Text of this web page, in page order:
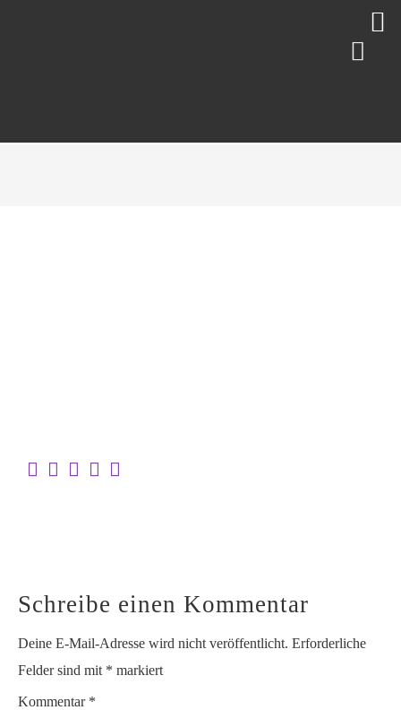
Schreibe einen Kommentar
Deine E-Mail-Adresse wird nicht veröffentlicht. Erforderliche
Felder sind mit * markiert
Kommentar *